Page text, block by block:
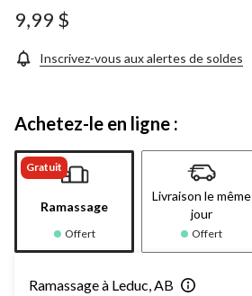
9,99 $
Inscrivez-vous aux alertes de soldes
Achetez-le en ligne :
Gratuit
Ramassage
Offert
Livraison le même
jour
Offert
Ramassage à Leduc, AB